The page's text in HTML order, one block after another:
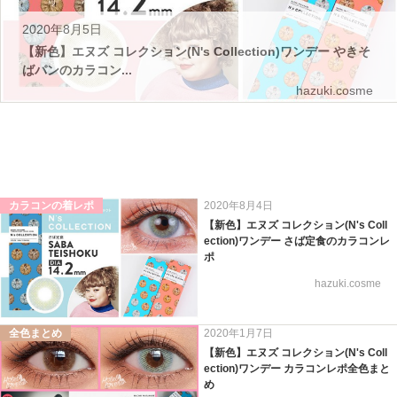
2020年8月5日
【新色】エヌズ コレクション(N's Collection)ワンデー やきそ
ばパンのカラコン...
hazuki.cosme
カラコンの着レポ
2020年8月4日
【新色】エヌズ コレクション(N's Coll
ection)ワンデー さば定食のカラコンレ
ポ
hazuki.cosme
全色まとめ
2020年1月7日
【新色】エヌズ コレクション(N's Coll
ection)ワンデー カラコンレポ全色まと
め